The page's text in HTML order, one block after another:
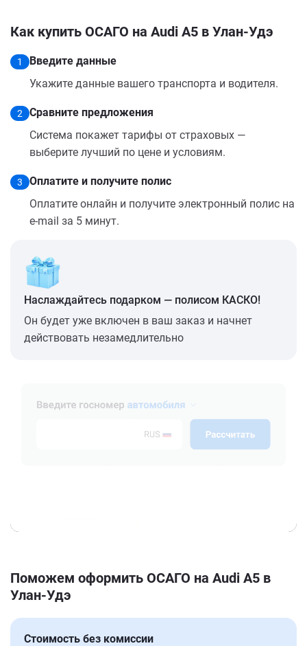
Как купить ОСАГО на Audi A5 в Улан-Удэ
1
Введите данные
Укажите данные вашего транспорта и водителя.
2
Сравните предложения
Система покажет тарифы от страховых —
выберите лучший по цене и условиям.
3
Оплатите и получите полис
Оплатите онлайн и получите электронный полис на
e-mail за 5 минут.
Наслаждайтесь подарком — полисом КАСКО!
Он будет уже включен в ваш заказ и начнет
действовать незамедлительно
Поможем оформить ОСАГО на Audi A5 в
Улан-Удэ
Стоимость без комиссии